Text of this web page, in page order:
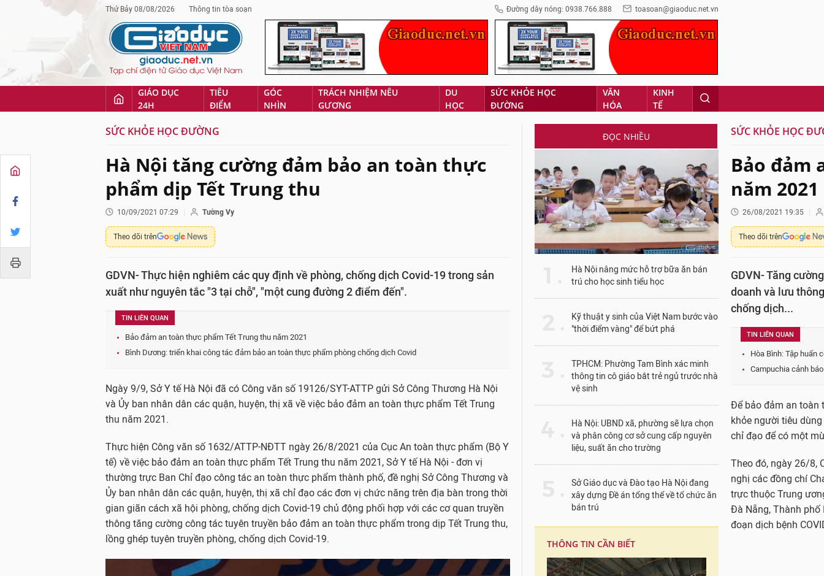
Thứ Bảy 08/08/2026 Thông tin tòa soạn Đường dây nóng: 0938.766.888 toasoan@giaoduc.net.vn
GIÁO DỤC
24H
TIÊU
ĐIỂM
GÓC
NHÌN
TRÁCH NHIỆM NÊU
GƯƠNG
DU
HỌC
SỨC KHỎE HỌC
ĐƯỜNG
VĂN
HÓA
KINH
TẾ
SỨC KHỎE HỌC ĐƯỜNG
Hà Nội tăng cường đảm bảo an toàn thực
phẩm dịp Tết Trung thu
10/09/2021 07:29 Tường Vy
Theo dõi trên
GDVN- Thực hiện nghiêm các quy định về phòng, chống dịch Covid-19 trong sản
xuất như nguyên tắc "3 tại chỗ", "một cung đường 2 điểm đến".
TIN LIÊN QUAN
Bảo đảm an toàn thực phẩm Tết Trung thu năm 2021
Bình Dương: triển khai công tác đảm bảo an toàn thực phẩm phòng chống dịch Covid
Ngày 9/9, Sở Y tế Hà Nội đã có Công văn số 19126/SYT-ATTP gửi Sở Công Thương Hà Nội
và Ủy ban nhân dân các quận, huyện, thị xã về việc bảo đảm an toàn thực phẩm Tết Trung
thu năm 2021.
Thực hiện Công văn số 1632/ATTP-NĐTT ngày 26/8/2021 của Cục An toàn thực phẩm (Bộ Y
tế) về việc bảo đảm an toàn thực phẩm Tết Trung thu năm 2021, Sở Y tế Hà Nội - đơn vị
thường trực Ban Chỉ đạo công tác an toàn thực phẩm thành phố, đề nghị Sở Công Thương và
Ủy ban nhân dân các quận, huyện, thị xã chỉ đạo các đơn vị chức năng trên địa bàn trong thời
gian giãn cách xã hội phòng, chống dịch Covid-19 chủ động phối hợp với các cơ quan truyền
thông tăng cường công tác tuyên truyền bảo đảm an toàn thực phẩm trong dịp Tết Trung thu,
lồng ghép tuyên truyền phòng, chống dịch Covid-19.
ĐỌC NHIỀU
Hà Nội nâng mức hỗ trợ bữa ăn bán
trú cho học sinh tiểu học
Kỹ thuật y sinh của Việt Nam bước vào
"thời điểm vàng" để bứt phá
TPHCM: Phường Tam Bình xác minh
thông tin cô giáo bắt trẻ ngủ trước nhà
vệ sinh
Hà Nội: UBND xã, phường sẽ lựa chọn
và phân công cơ sở cung cấp nguyên
liệu, suất ăn cho trường
Sở Giáo dục và Đào tạo Hà Nội đang
xây dựng Đề án tổng thể về tổ chức ăn
bán trú
THÔNG TIN CẦN BIẾT
SỨC KHỎE HỌC
Bảo đảm
năm 2021
26/08/2021 19:35
Theo dõi trên
GDVN- Tăng
doanh và lưu
chống dịch...
TIN LIÊN QUAN
Hòa Bình: Tập huấn
Campuchia cảnh
Để bảo đảm an toàn
khỏe người tiêu
chỉ đạo để có một
Theo đó, ngày 26/8,
nghị các đồng chí
trực thuộc Trung
Đà Nẵng, Thành
đoạn dịch bệnh